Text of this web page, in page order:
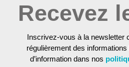
Recevez
Inscrivez-vous à la newsletter
régulièrement des
d’information dans nos